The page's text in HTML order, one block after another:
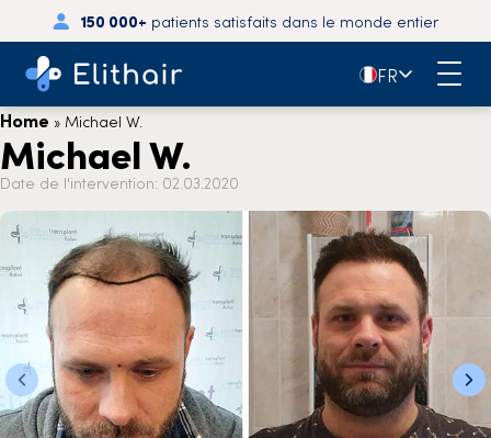
150 000+ patients satisfaits dans le monde entier
🇫🇷FR
Home » Michael W.
Michael W.
Date de l'intervention: 02.03.2020